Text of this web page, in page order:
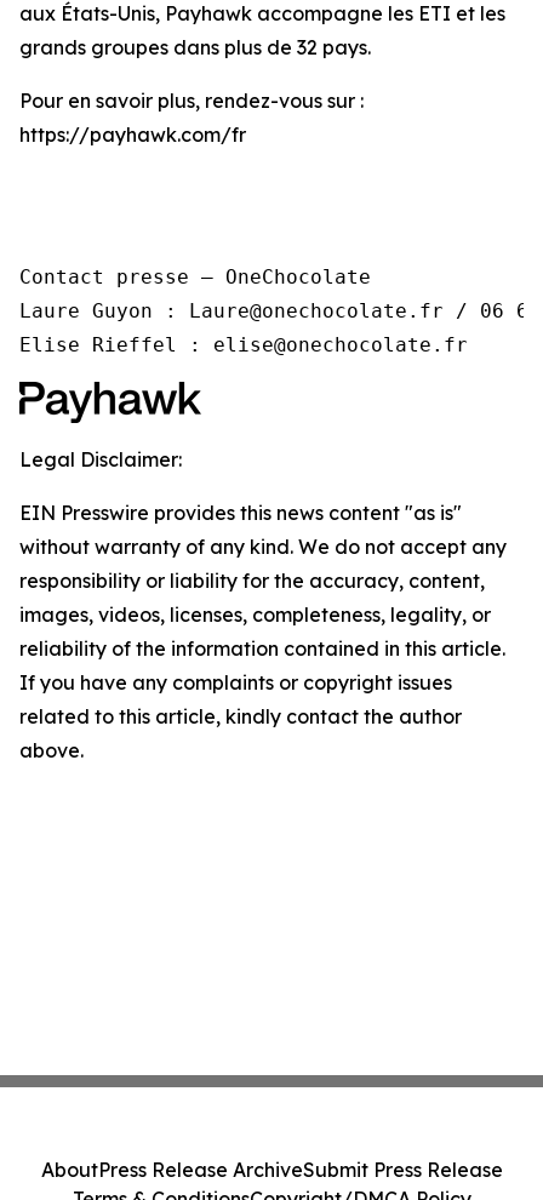
aux États-Unis, Payhawk accompagne les ETI et les
grands groupes dans plus de 32 pays.
Pour en savoir plus, rendez-vous sur :
https://payhawk.com/fr
Contact presse – OneChocolate
Laure Guyon : Laure@onechocolate.fr / 06
Elise Rieffel : elise@onechocolate.fr
Legal Disclaimer:
EIN Presswire provides this news content "as is"
without warranty of any kind. We do not accept any
responsibility or liability for the accuracy, content,
images, videos, licenses, completeness, legality, or
reliability of the information contained in this article.
If you have any complaints or copyright issues
related to this article, kindly contact the author
above.
AboutPress Release ArchiveSubmit Press Release